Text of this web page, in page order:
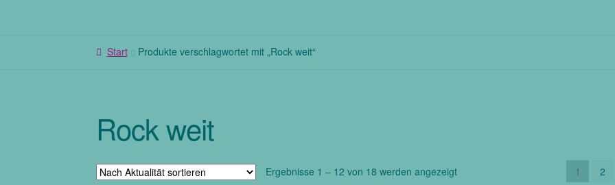
Start Produkte verschlagwortet mit „Rock weit“
Rock weit
Ergebnisse 1 – 12 von 18 werden angezeigtNach
1 2